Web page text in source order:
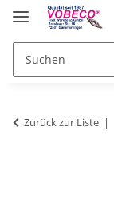
Zurück zur Liste